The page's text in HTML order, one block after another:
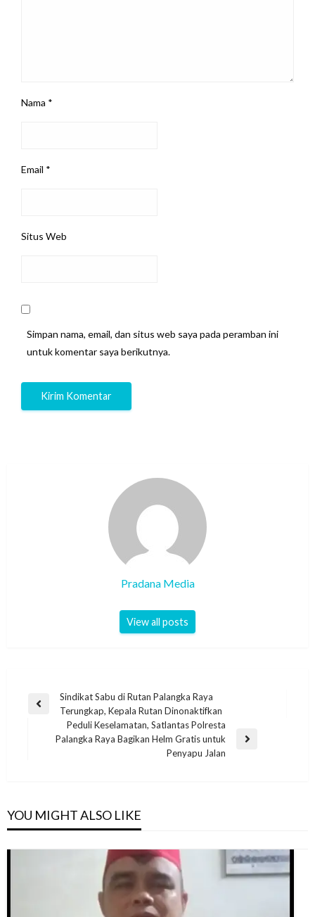
Nama *
Email *
Situs Web
Simpan nama, email, dan situs web saya pada peramban ini
untuk komentar saya berikutnya.
Pradana Media
View all posts
Sindikat Sabu di Rutan Palangka Raya
Terungkap, Kepala Rutan Dinonaktifkan
Peduli Keselamatan, Satlantas Polresta
Palangka Raya Bagikan Helm Gratis untuk
Penyapu Jalan
YOU MIGHT ALSO LIKE